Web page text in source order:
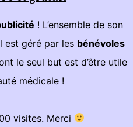
! L’ensemble de son
est géré par les bénévoles
le seul but est d’être utile
médicale !
visites. Merci